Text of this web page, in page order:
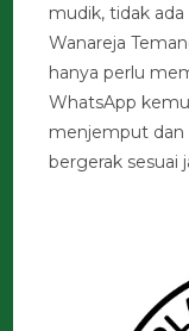
mudik, tidak
Wanareja
hanya perlu
WhatsApp
menjemput dan
bergerak sesuai